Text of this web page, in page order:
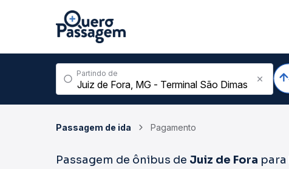
Partindo de
Passagem de ida Pagamento
Passagem de ônibus de Juiz de Fora para